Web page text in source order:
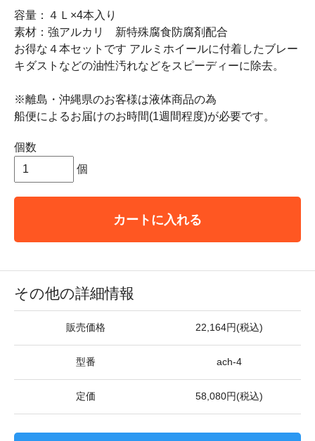
容量：４Ｌ×4本入り
素材：強アルカリ 新特殊腐食防腐剤配合
お得な４本セットです アルミホイールに付着したブレー
キダストなどの油性汚れなどをスピーディーに除去。
※離島・沖縄県のお客様は液体商品の為
船便によるお届けのお時間(1週間程度)が必要です。
個数
個
カートに入れる
その他の詳細情報
販売価格 22,164円(税込)
型番 ach-4
定価 58,080円(税込)